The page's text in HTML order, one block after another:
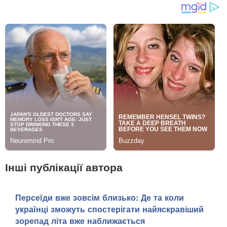
Інші публікації автора
Персеїди вже зовсім близько: Де та коли
українці зможуть спостерігати найяскравіший
зорепад літа вже наближається